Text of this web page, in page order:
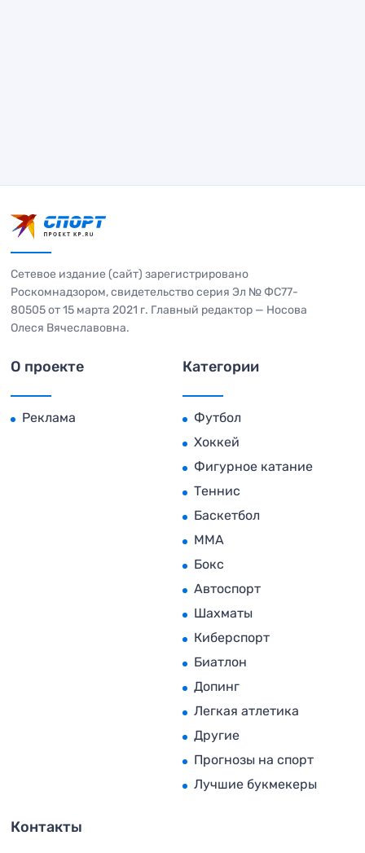
Сетевое издание (сайт) зарегистрировано
Роскомнадзором, свидетельство серия Эл № ФС77-
80505 от 15 марта 2021 г. Главный редактор — Носова
Олеся Вячеславовна.
О проекте
Реклама
Категории
Футбол
Хоккей
Фигурное катание
Теннис
Баскетбол
MMA
Бокс
Автоспорт
Шахматы
Киберспорт
Биатлон
Допинг
Легкая атлетика
Другие
Прогнозы на спорт
Лучшие букмекеры
Контакты